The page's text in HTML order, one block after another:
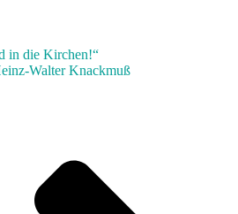
in die Kirchen!“
Walter Knackmuß